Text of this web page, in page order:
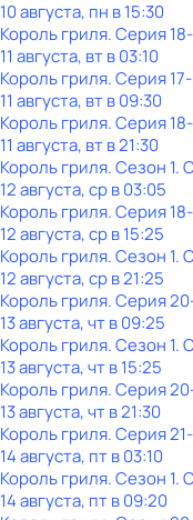
10 августа, пн в 15:30
Король гриля. Серия
11 августа, вт в 03:10
Король гриля. Серия
11 августа, вт в 09:30
Король гриля. Серия
11 августа, вт в 21:30
Король гриля. Сезон 1.
12 августа, ср в 03:05
Король гриля. Серия
12 августа, ср в 15:25
Король гриля. Сезон 1.
12 августа, ср в 21:25
Король гриля. Серия
13 августа, чт в 09:25
Король гриля. Сезон 1.
13 августа, чт в 15:25
Король гриля. Серия
13 августа, чт в 21:30
Король гриля. Серия
14 августа, пт в 03:10
Король гриля. Сезон 1.
14 августа, пт в 09:20